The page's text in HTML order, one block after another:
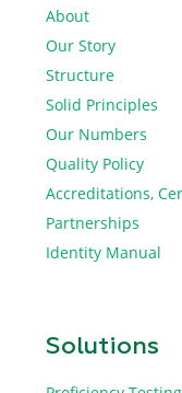
About
Our Story
Structure
Solid Principles
Our Numbers
Quality Policy
Accreditations,
Partnerships
Identity Manual
Solutions